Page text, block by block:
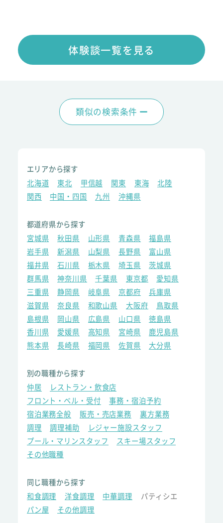
体験談一覧を見る
類似の検索条件
エリアから探す
北海道
東北 甲信越 関東 東海
北陸
関西
中国・四国 九州 沖縄県
都道府県から探す
宮城県
秋田県 山形県 青森県
福島県
岩手県
新潟県 山梨県 長野県
富山県
福井県
石川県 栃木県 埼玉県
茨城県
群馬県
神奈川県 千葉県 東京都
愛知県
三重県
静岡県 岐阜県 京都府
兵庫県
滋賀県
奈良県 和歌山県 大阪府
鳥取県
島根県
岡山県 広島県 山口県
徳島県
香川県
愛媛県 高知県 宮崎県
鹿児島県
熊本県
長崎県 福岡県 佐賀県 大分県
別の職種から探す
仲居
レストラン・飲食店
フロント・ベル・受付
事務・宿泊予約
宿泊業務全般
販売・売店業務
裏方業務
調理
調理補助
レジャー施設スタッフ
プール・マリンスタッフ
スキー場スタッフ
その他職種
同じ職種から探す
和食調理
洋食調理 中華調理
パティシエ
パン屋
その他調理